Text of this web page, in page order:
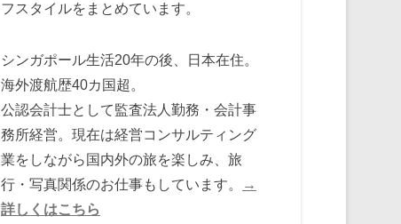
フスタイルをまとめています。
シンガポール生活20年の後、日本在住。
海外渡航歴40カ国超。
公認会計士として監査法人勤務・会計事
務所経営。現在は経営コンサルティング
業をしながら国内外の旅を楽しみ、旅
行・写真関係のお仕事もしています。
→
詳しくはこちら